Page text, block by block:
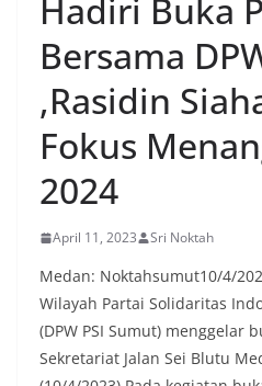
Hadiri Buka
Bersama
,Rasidin
Fokus
2024
April 11, 2023 Sri Noktah
Medan: Noktahsumut10/4/
Wilayah Partai Solidaritas
(DPW PSI Sumut) menggelar
Sekretariat Jalan Sei Blutu